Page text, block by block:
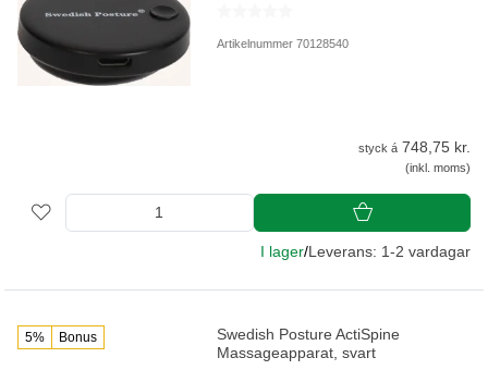
Artikelnummer 70128540
styck á 748,75 kr.
(inkl. moms)
I lager/Leverans: 1-2 vardagar
5% Bonus
Swedish Posture ActiSpine
Massageapparat, svart